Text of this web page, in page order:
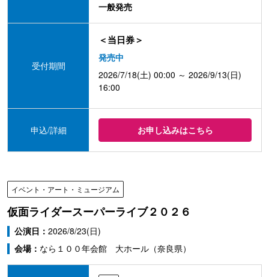
一般発売
受付期間
＜当日券＞
発売中
2026/7/18(土) 00:00 ～ 2026/9/13(日)
16:00
申込/詳細 お申し込みはこちら
イベント・アート・ミュージアム
仮面ライダースーパーライブ２０２６
公演日： 2026/8/23(日)
会場： なら１００年会館 大ホール（奈良県）